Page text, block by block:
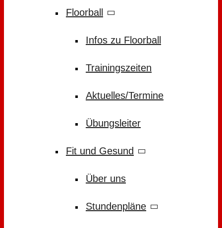
Floorball
Infos zu Floorball
Trainingszeiten
Aktuelles/Termine
Übungsleiter
Fit und Gesund
Über uns
Stundenpläne